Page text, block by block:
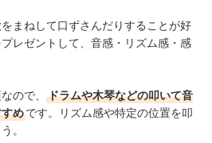
まねして口ずさんだりすることが好
レゼントして、音感・リズム感・感
ので、
ドラムや木琴などの叩いて音
めです。リズム感や特定の位置を叩
。